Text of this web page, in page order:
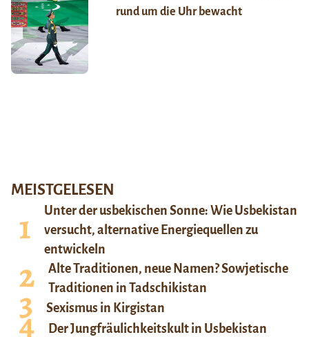
rund um die Uhr bewacht
MEISTGELESEN
Unter der usbekischen Sonne: Wie Usbekistan
versucht, alternative Energiequellen zu
entwickeln
Alte Traditionen, neue Namen? Sowjetische
Traditionen in Tadschikistan
Sexismus in Kirgistan
Der Jungfräulichkeitskult in Usbekistan